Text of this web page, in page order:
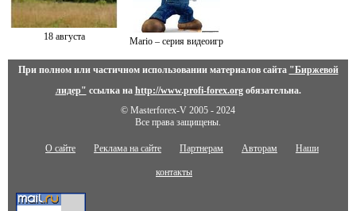
18 августа Mario – серия видеоигр
При полном или частичном использовании материалов сайта "Биржевой
лидер" ссылка на http://www.profi-forex.orgобязательна.
© Masterforex-V 2005 - 2024
Все права защищены.
О сайте Реклама на сайте Партнерам Авторам Наши
контакты